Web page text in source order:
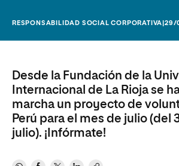
RESPONSABILIDAD SOCIAL CORPORATIVA |29/
Desde la Fundación de la
Internacional de La Rioja se
marcha un proyecto de
Perú para el mes de julio (del
julio). ¡Infórmate!